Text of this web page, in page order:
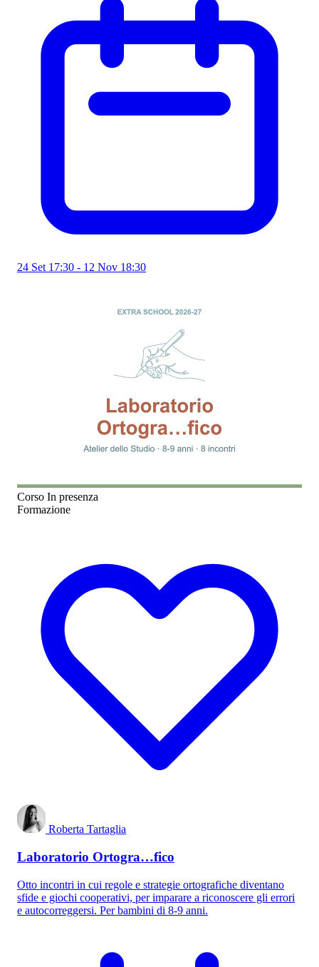
24 Set 17:30 - 12 Nov 18:30
Corso In presenza
Formazione
Roberta Tartaglia
Laboratorio Ortogra…fico
Otto incontri in cui regole e strategie ortografiche diventano
sfide e giochi cooperativi, per imparare a riconoscere gli errori
e autocorreggersi. Per bambini di 8-9 anni.